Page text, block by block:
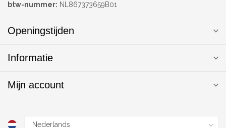
btw-nummer: NL867373659B01
Openingstijden
Informatie
Mijn account